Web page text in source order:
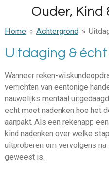
naar
hoofdinhoud
Ouder, Kind
Home » Achtergrond »
Uitdaging &
Wanneer reken-
verrichten van eentonige
nauwelijks mentaal
echt moet nadenken hoe het
aanpakt. Als een rekenapp
kind nadenken over welke
uitproberen om vervolgens
geweest is.